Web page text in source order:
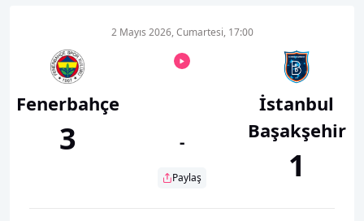
Fenerbahçe
3
2 Mayıs 2026, Cumartesi, 17:00
-
Paylaş
İstanbul
Başakşehir
1